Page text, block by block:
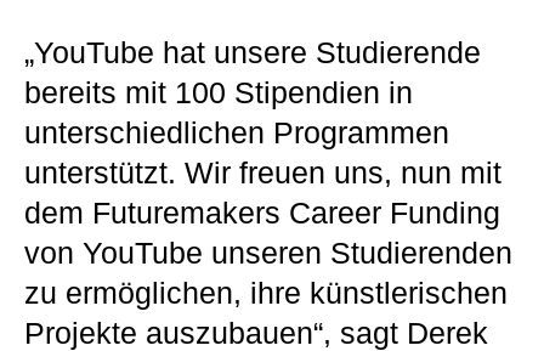
„YouTube hat unsere Studierende
bereits mit 100 Stipendien in
unterschiedlichen Programmen
unterstützt. Wir freuen uns, nun mit
dem Futuremakers Career Funding
von YouTube unseren Studierenden
zu ermöglichen, ihre künstlerischen
Projekte auszubauen“, sagt Derek